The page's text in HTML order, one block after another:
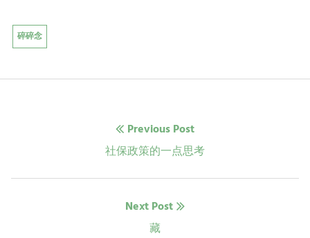
碎碎念
导
Previous Post
Previous
社保政策的一点思考
Next Post
Next
藏